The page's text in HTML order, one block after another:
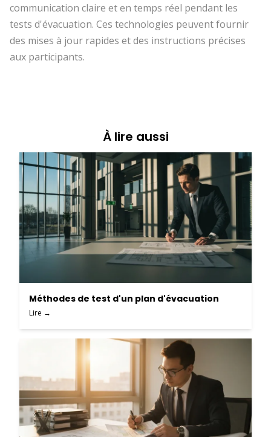
communication claire et en temps réel pendant les
tests d'évacuation. Ces technologies peuvent fournir
des mises à jour rapides et des instructions précises
aux participants.
À lire aussi
Méthodes de test d'un plan d'évacuation
Lire →